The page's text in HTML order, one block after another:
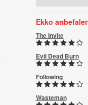
Ekko
The Invite
Evil Dead Burn
Following
Wasteman